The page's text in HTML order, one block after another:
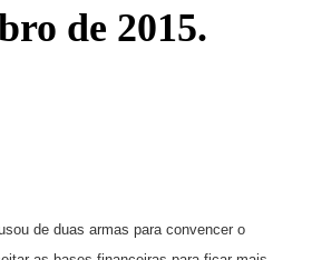
de 2015.
de duas armas para convencer o